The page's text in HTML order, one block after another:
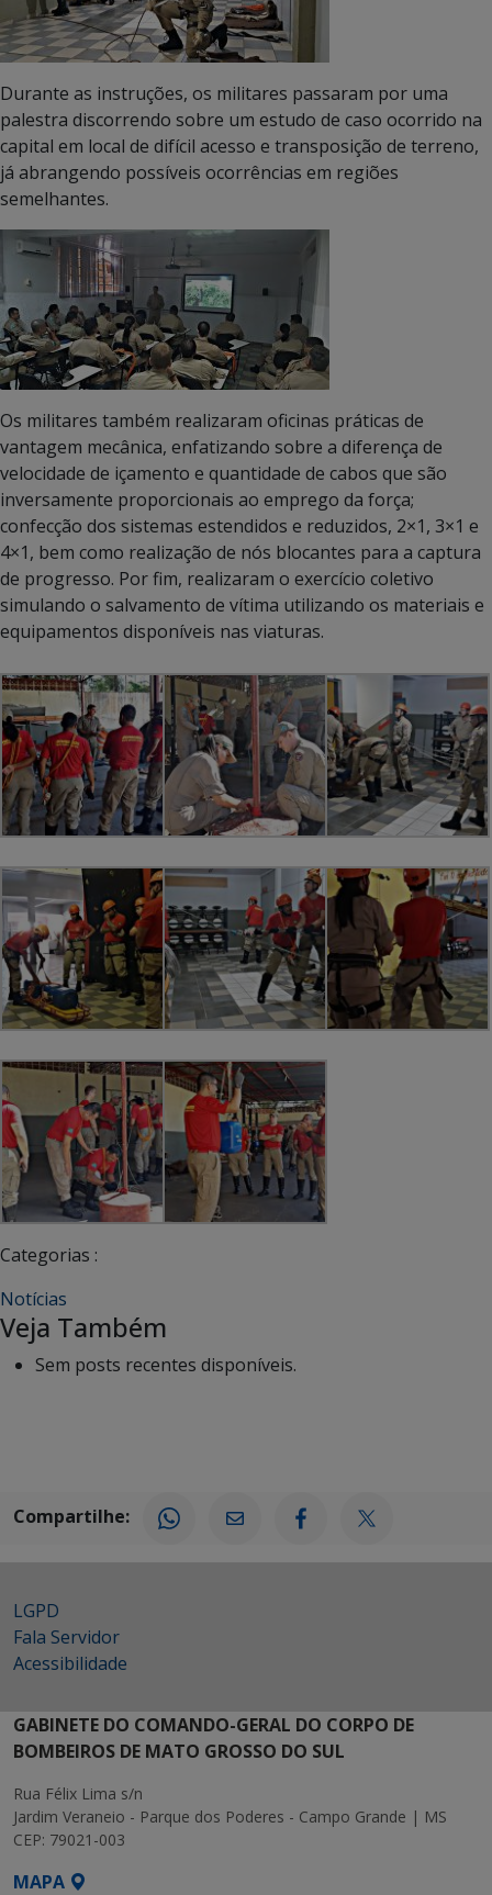
Durante as instruções, os militares passaram por uma
palestra discorrendo sobre um estudo de caso ocorrido na
capital em local de difícil acesso e transposição de terreno,
já abrangendo possíveis ocorrências em regiões
semelhantes.
Os militares também realizaram oficinas práticas de
vantagem mecânica, enfatizando sobre a diferença de
velocidade de içamento e quantidade de cabos que são
inversamente proporcionais ao emprego da força;
confecção dos sistemas estendidos e reduzidos, 2×1, 3×1 e
4×1, bem como realização de nós blocantes para a captura
de progresso. Por fim, realizaram o exercício coletivo
simulando o salvamento de vítima utilizando os materiais e
equipamentos disponíveis nas viaturas.
Categorias :
Notícias
Veja Também
Sem posts recentes disponíveis.
Compartilhe:
LGPD
Fala Servidor
Acessibilidade
GABINETE DO COMANDO-GERAL DO CORPO DE
BOMBEIROS DE MATO GROSSO DO SUL
Rua Félix Lima s/n
Jardim Veraneio - Parque dos Poderes - Campo Grande | MS
CEP: 79021-003
MAPA